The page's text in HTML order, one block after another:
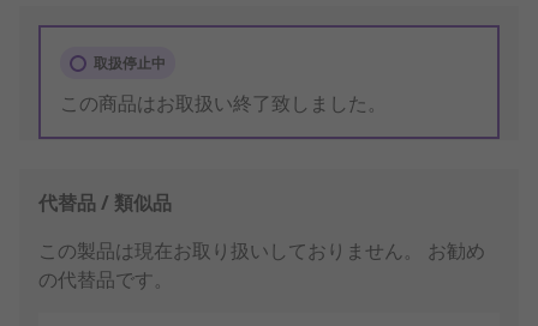
取扱停止中
この商品はお取扱い終了致しました。
代替品 / 類似品
この製品は現在お取り扱いしておりません。 お勧め
の代替品です。